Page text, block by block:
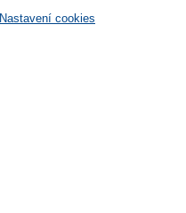
Nastavení cookies